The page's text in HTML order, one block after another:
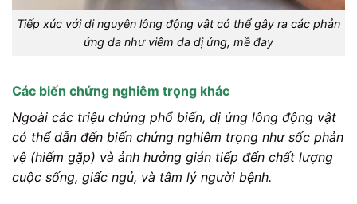
Tiếp xúc với dị nguyên lông động vật có thể gây ra các phản
ứng da như viêm da dị ứng, mề đay
Các biến chứng nghiêm trọng khác
Ngoài các triệu chứng phổ biến, dị ứng lông động vật
có thể dẫn đến biến chứng nghiêm trọng như sốc phản
vệ (hiếm gặp) và ảnh hưởng gián tiếp đến chất lượng
cuộc sống, giấc ngủ, và tâm lý người bệnh.